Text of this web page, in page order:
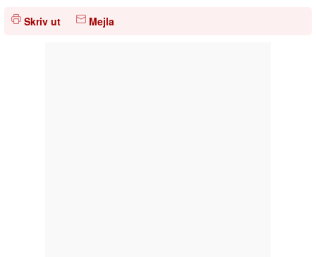
Skriv ut Mejla